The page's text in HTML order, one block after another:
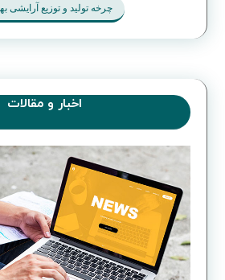
چرخه تولید و توزیع آرایشی
اخبار و مقالات